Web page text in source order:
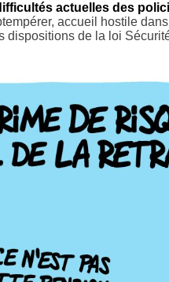
actuelles des
accueil hostile
de la loi